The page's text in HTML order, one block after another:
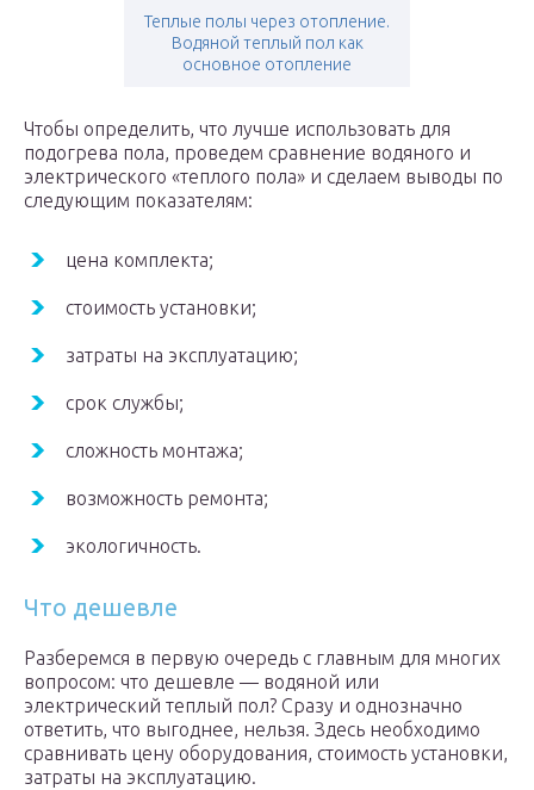
Теплые полы через отопление.
Водяной теплый пол как
основное отопление
Чтобы определить, что лучше использовать для
подогрева пола, проведем сравнение водяного и
электрического «теплого пола» и сделаем выводы по
следующим показателям:
цена комплекта;
стоимость установки;
затраты на эксплуатацию;
срок службы;
сложность монтажа;
возможность ремонта;
экологичность.
Что дешевле
Разберемся в первую очередь с главным для многих
вопросом: что дешевле — водяной или
электрический теплый пол? Сразу и однозначно
ответить, что выгоднее, нельзя. Здесь необходимо
сравнивать цену оборудования, стоимость установки,
затраты на эксплуатацию.